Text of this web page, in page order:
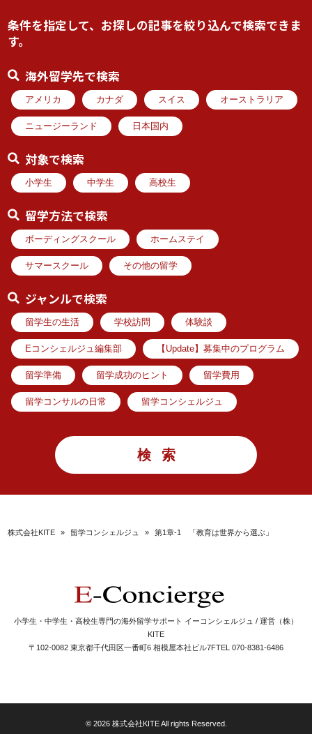
条件を指定して、お探しの記事を絞り込んで検索できま
す。
海外留学先で検索
アメリカ カナダ スイス オーストラリア
ニュージーランド 日本国内
対象で検索
小学生 中学生 高校生
留学方法で検索
ボーディングスクール ホームステイ
サマースクール その他の留学
ジャンルで検索
留学生の生活 学校訪問 体験談
Eコンシェルジュ編集部 【Update】募集中のプログラム
留学準備 留学成功のヒント 留学費用
留学コンサルの日常 留学コンシェルジュ
株式会社KITE » 留学コンシェルジュ » 第1章-1 「教育は世界から選ぶ」
小学生・中学生・高校生専門の海外留学サポート イーコンシェルジュ / 運営（株）
KITE
〒102-0082 東京都千代田区一番町6 相模屋本社ビル7FTEL 070-8381-6486
© 2026 株式会社KITE All rights Reserved.